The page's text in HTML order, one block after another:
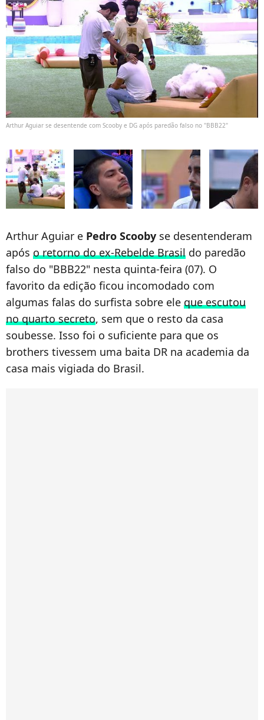
Arthur Aguiar se desentende com Scooby e DG após paredão falso no "BBB22"
Arthur Aguiar e Pedro Scooby se desentenderam
após o retorno do ex-Rebelde Brasil do paredão
falso do "BBB22" nesta quinta-feira (07). O
favorito da edição ficou incomodado com
algumas falas do surfista sobre ele que escutou
no quarto secreto, sem que o resto da casa
soubesse. Isso foi o suficiente para que os
brothers tivessem uma baita DR na academia da
casa mais vigiada do Brasil.